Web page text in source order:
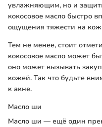
увлажняющим, но и
кокосовое масло быстро
ощущения тяжести на
Тем не менее, стоит
кокосовое масло может
оно может вызывать
кожей. Так что будьте
к акне.
Масло ши
Масло ши — ещё один